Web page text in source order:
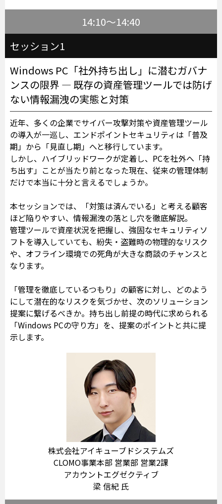
14:10～14:40
セッション1
Windows PC「社外持ち出し」に潜むガバナ
ンスの限界 ― 既存の資産管理ツールでは防げ
ない情報漏洩の実態と対策
近年、多くの企業でサイバー攻撃対策や資産管理ツール
の導入が一巡し、エンドポイントセキュリティは「普及
期」から「見直し期」へと移行しています。
しかし、ハイブリッドワークが定着し、PCを社外へ「持
ち出す」ことが当たり前となった現在、従来の管理体制
だけで本当に十分と言えるでしょうか。
本セッションでは、「対策は済んでいる」と考える顧客
ほど陥りやすい、情報漏洩の落とし穴を徹底解説。
管理ツールで資産状況を把握し、強固なセキュリティソ
フトを導入していても、紛失・盗難時の物理的なリスク
や、オフライン環境での死角が大きな商談のチャンスと
なります。
「管理を徹底しているつもり」の顧客に対し、どのよう
にして潜在的なリスクを気づかせ、次のソリューション
提案に繋げるべきか。持ち出し前提の時代に求められる
「Windows PCの守り方」を、提案のポイントと共に提
示します。
株式会社アイキューブドシステムズ
CLOMO事業本部 営業部 営業2課
アカウントエグゼクティブ
梁 信紀 氏